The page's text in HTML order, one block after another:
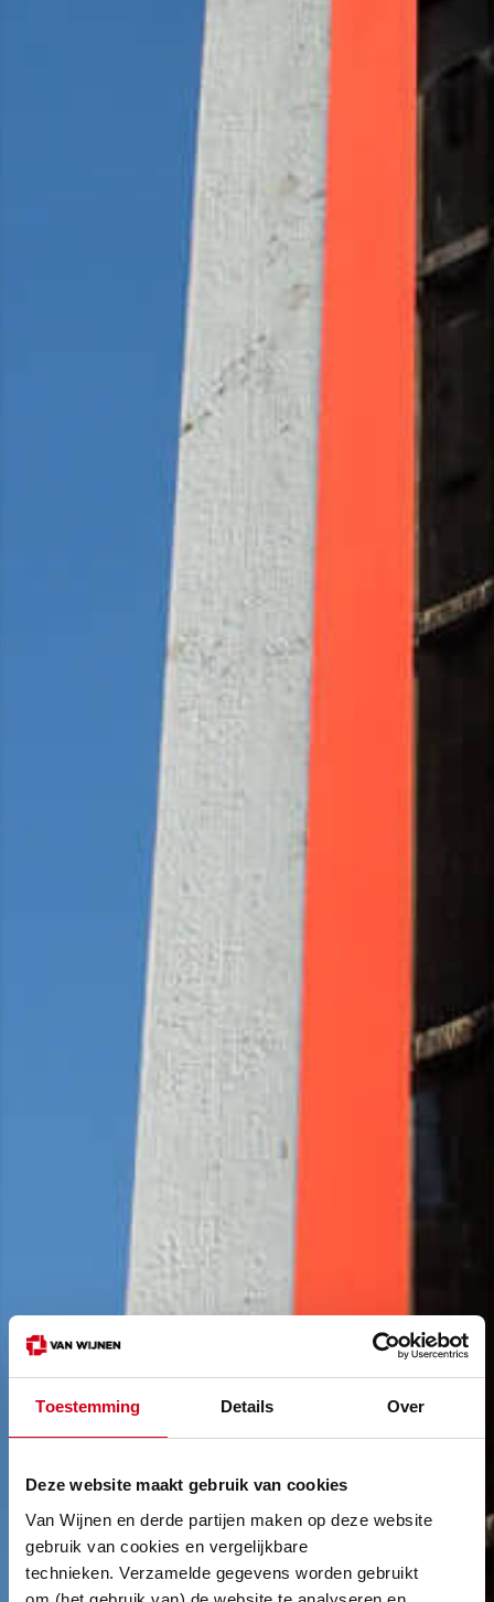
Toestemming Details Over
Deze website maakt gebruik van cookies
Van Wijnen en derde partijen maken op deze website
gebruik van cookies en vergelijkbare
technieken. Verzamelde gegevens worden gebruikt